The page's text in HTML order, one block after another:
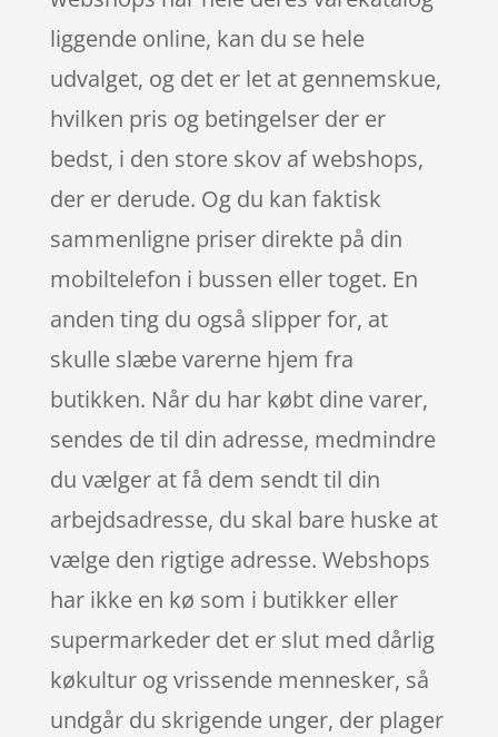
liggende online, kan du se hele
udvalget, og det er let at gennemskue,
hvilken pris og betingelser der er
bedst, i den store skov af webshops,
der er derude. Og du kan faktisk
sammenligne priser direkte på din
mobiltelefon i bussen eller toget. En
anden ting du også slipper for, at
skulle slæbe varerne hjem fra
butikken. Når du har købt dine varer,
sendes de til din adresse, medmindre
du vælger at få dem sendt til din
arbejdsadresse, du skal bare huske at
vælge den rigtige adresse. Webshops
har ikke en kø som i butikker eller
supermarkeder det er slut med dårlig
køkultur og vrissende mennesker, så
undgår du skrigende unger, der plager